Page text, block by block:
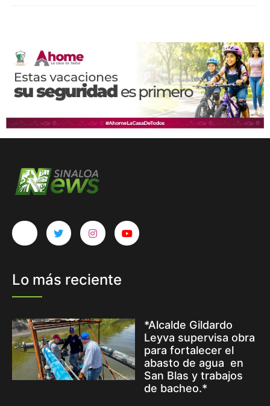
Lo más reciente
*Alcalde Gildardo
Leyva supervisa obra
para fortalecer el
abasto de agua en
San Blas y trabajos
de bacheo.*